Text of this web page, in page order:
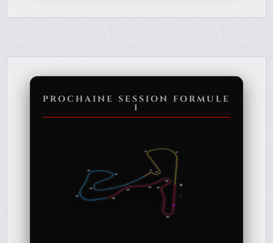
PROCHAINE SESSION FORMULE
1